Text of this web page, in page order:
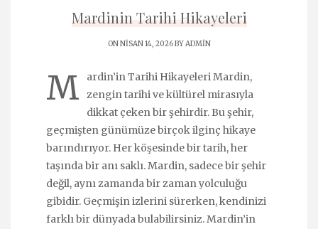
Mardinin Tarihi Hikayeleri
ON NISAN 14, 2026 BYADMIN
M
ardin’in Tarihi Hikayeleri Mardin,
zengin tarihi ve kültürel mirasıyla
dikkat çeken bir şehirdir. Bu şehir,
geçmişten günümüze birçok ilginç hikaye
barındırıyor. Her köşesinde bir tarih, her
taşında bir anı saklı. Mardin, sadece bir şehir
değil, aynı zamanda bir zaman yolculuğu
gibidir. Geçmişin izlerini sürerken, kendinizi
farklı bir dünyada bulabilirsiniz. Mardin’in